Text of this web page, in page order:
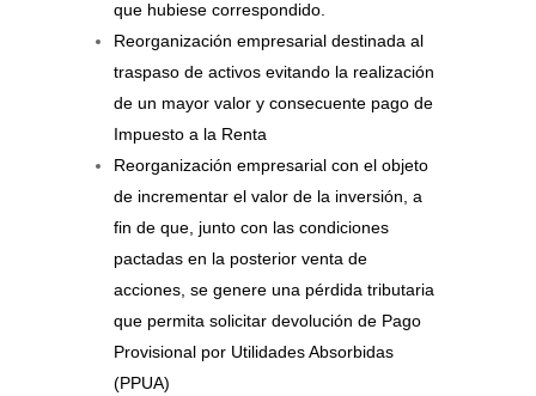
que hubiese correspondido.
Reorganización empresarial destinada al
traspaso de activos evitando la realización
de un mayor valor y consecuente pago de
Impuesto a la Renta
Reorganización empresarial con el objeto
de incrementar el valor de la inversión, a
fin de que, junto con las condiciones
pactadas en la posterior venta de
acciones, se genere una pérdida tributaria
que permita solicitar devolución de Pago
Provisional por Utilidades Absorbidas
(PPUA)